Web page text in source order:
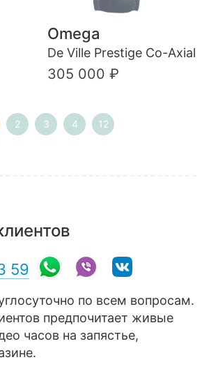
Omega
De Ville Prestige Co-Axial
305 000 ₽
2 3 4 12
59
по всем вопросам.
предпочитает живые
часов на запястье,